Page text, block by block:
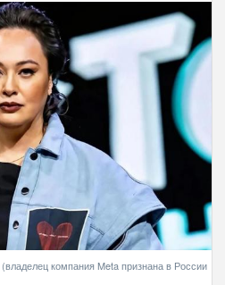
компания Meta признана в России